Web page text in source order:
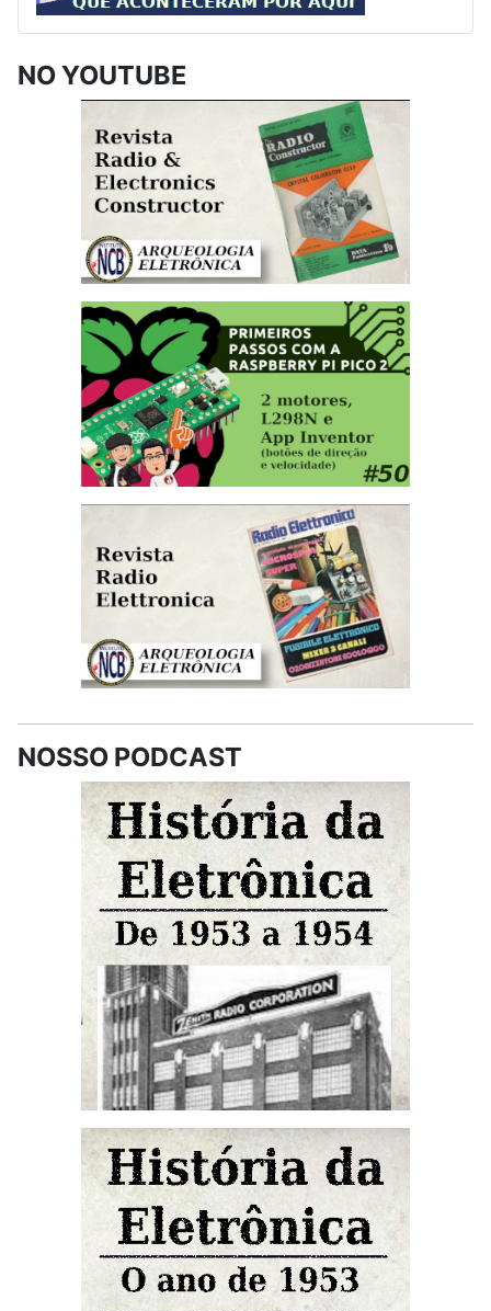
NO YOUTUBE
NOSSO PODCAST